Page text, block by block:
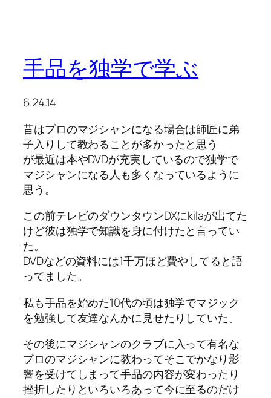
手品を独学で学ぶ
6.24.14
昔はプロのマジシャンになる場合は師匠に弟
子入りして教わることが多かったと思う
が最近は本やDVDが充実しているので独学で
マジシャンになる人も多くなっているように
思う。
この前テレビのダウンタウンDXにkilaが出てた
けど彼は独学で知識を身に付けたと言ってい
た。
DVDなどの資料には1千万ほど費やしてると語
ってました。
私も手品を始めた10代の頃は独学でマジック
を勉強して友達なんかに見せたりしていた。
その後にマジシャンのクラブに入って有名な
プロのマジシャンに教わってそこでかなり影
響を受けてしまって手品の内容が変わったり
挫折したりといろいろあって今に至るのだけ